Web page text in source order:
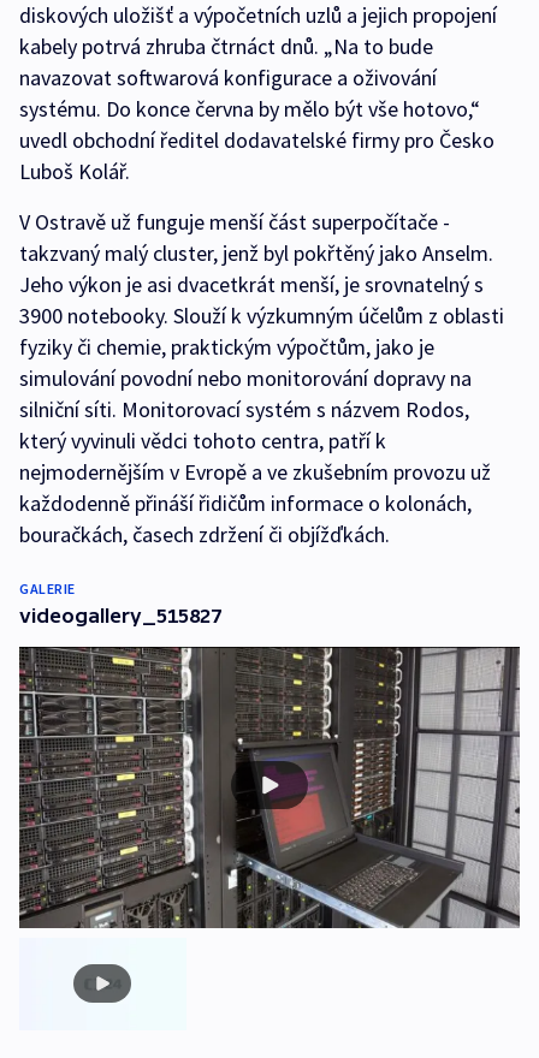
diskových uložišť a výpočetních uzlů a jejich propojení
kabely potrvá zhruba čtrnáct dnů. „Na to bude
navazovat softwarová konfigurace a oživování
systému. Do konce června by mělo být vše hotovo,“
uvedl obchodní ředitel dodavatelské firmy pro Česko
Luboš Kolář.
V Ostravě už funguje menší část superpočítače -
takzvaný malý cluster, jenž byl pokřtěný jako Anselm.
Jeho výkon je asi dvacetkrát menší, je srovnatelný s
3900 notebooky. Slouží k výzkumným účelům z oblasti
fyziky či chemie, praktickým výpočtům, jako je
simulování povodní nebo monitorování dopravy na
silniční síti. Monitorovací systém s názvem Rodos,
který vyvinuli vědci tohoto centra, patří k
nejmodernějším v Evropě a ve zkušebním provozu už
každodenně přináší řidičům informace o kolonách,
bouračkách, časech zdržení či objížďkách.
GALERIE
videogallery_515827